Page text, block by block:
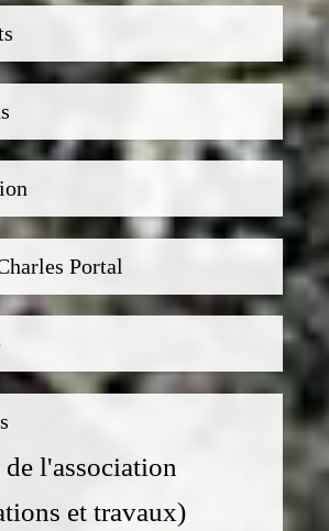
Portal
l'association
et travaux)